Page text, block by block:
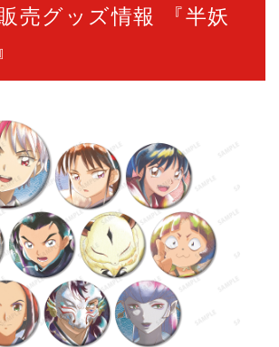
売グッズ情報 『半妖